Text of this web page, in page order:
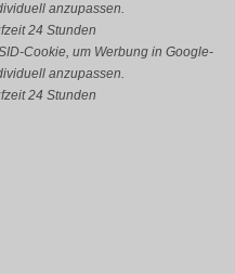
anzupassen.
24 Stunden
Cookie, um Werbung in Google-
anzupassen.
24 Stunden